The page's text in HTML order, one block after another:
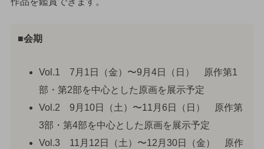
■会期
Vol.1 7月1日（金）〜9月4日（日） 原作第1
部・第2部を中心とした原画を展示予定
Vol.2 9月10日（土）〜11月6日（日） 原作第
3部・第4部を中心とした原画を展示予定
Vol.3 11月12日（土）〜12月30日（金） 原作